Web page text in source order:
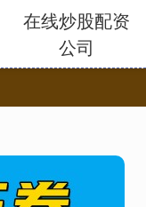
在线炒股配资
公司